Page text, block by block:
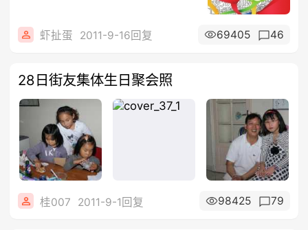
虾扯蛋 2011-9-16回复 69405 46
28日街友集体生日聚会照
桂007 2011-9-1回复 98425 79